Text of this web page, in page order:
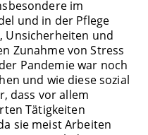
im
und in der Pflege
Unsicherheiten und
Zunahme von Stress
Pandemie war noch
und wie diese sozial
dass vor allem
Tätigkeiten
sie meist Arbeiten